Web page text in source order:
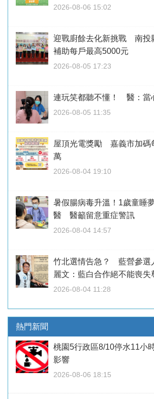
2026-08-06 15:02
迎戰廚餘去化新挑戰 南投
補助每戶最高5000元
2026-08-05 17:23
連玩笑都聽不懂！ 醫：當
2026-08-05 11:35
屋頂光電獎勵 嘉義市加碼
萬
2026-08-04 19:10
暑假腸病毒升溫！1歲童睡
醫 醫籲留意重症警訊
2026-08-04 14:57
竹北選情告急？ 藍營參選
麗文：藍白合作絕不能喪失
2026-08-04 11:28
熱門新聞
桃園5行政區8/10停水11小
影響
2026-08-06 18:15